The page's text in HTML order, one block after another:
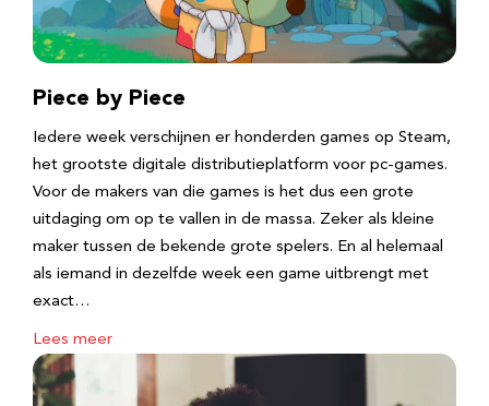
Piece by Piece
Iedere week verschijnen er honderden games op Steam,
het grootste digitale distributieplatform voor pc-games.
Voor de makers van die games is het dus een grote
uitdaging om op te vallen in de massa. Zeker als kleine
maker tussen de bekende grote spelers. En al helemaal
als iemand in dezelfde week een game uitbrengt met
exact…
Lees meer